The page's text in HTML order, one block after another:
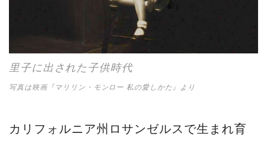
里子に出された子供時代
写真は映画『マリリン・モンロー 私の愛しかた』より
カリフォルニア州ロサンゼルスで生まれ育